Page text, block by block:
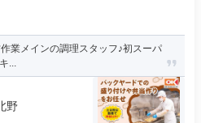
業メインの調理スタッフ♪初スーパ
...
野